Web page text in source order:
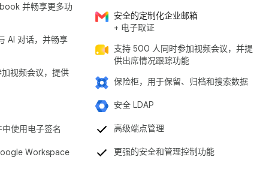
并畅享更多功
AI 对话，并畅享
视频会议，提供
使用电子签名
Workspace
安全的定制化企业邮箱
+ 电子取证
支持 500 人同时参加视频会议，并提
供出席情况跟踪功能
保险柜，用于保留、归档和搜索数据
安全 LDAP
高级端点管理
更强的安全和管理控制功能